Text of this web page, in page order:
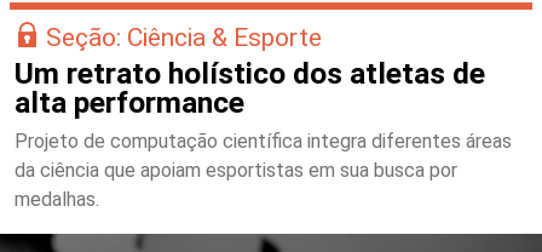
Seção: Ciência & Esporte
Um retrato holístico dos atletas de
alta performance
Projeto de computação científica integra diferentes áreas
da ciência que apoiam esportistas em sua busca por
medalhas.